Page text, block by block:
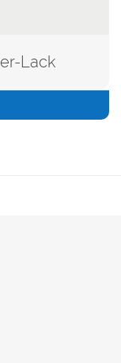
Lack